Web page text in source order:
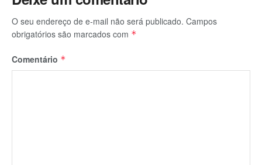
O seu endereço de e-mail não será publicado. Campos
obrigatórios são marcados com *
Comentário *